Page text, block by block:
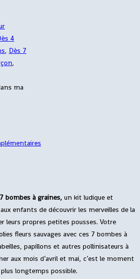
4
, Dès 7
,
ma
bombes à graines, un kit ludique et
enfants de découvrir les merveilles de la
leurs propres petites pousses. Votre
fleurs sauvages avec ces 7 bombes à
papillons et autres pollinisateurs à
aux mois d’avril et mai, c’est le moment
longtemps possible.